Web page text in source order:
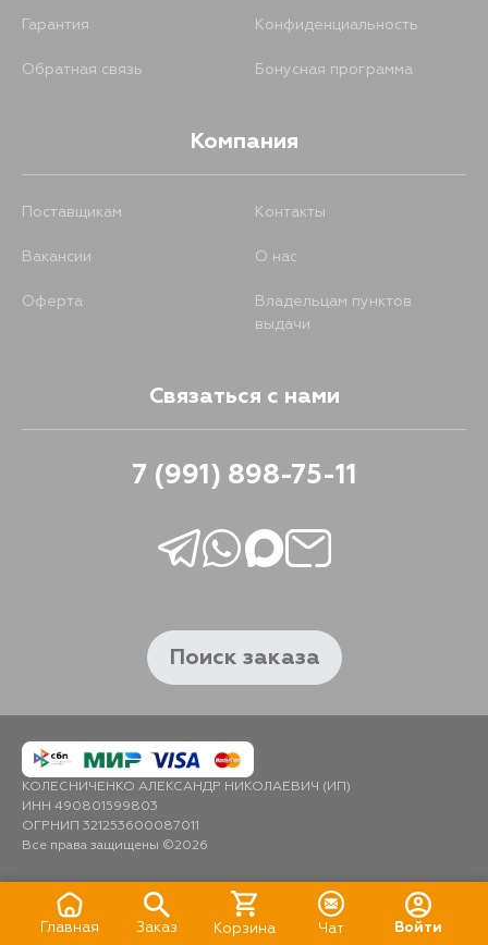
Гарантия Конфиденциальность
Обратная связь Бонусная программа
Компания
Поставщикам Контакты
Вакансии О нас
Оферта
Владельцам пунктов
выдачи
Связаться с нами
7 (991) 898-75-11
Поиск заказа
КОЛЕСНИЧЕНКО АЛЕКСАНДР НИКОЛАЕВИЧ (ИП)
ИНН 490801599803
ОГРНИП 321253600087011
Все права защищены ©2026
Главная Заказ Корзина Чат Войти